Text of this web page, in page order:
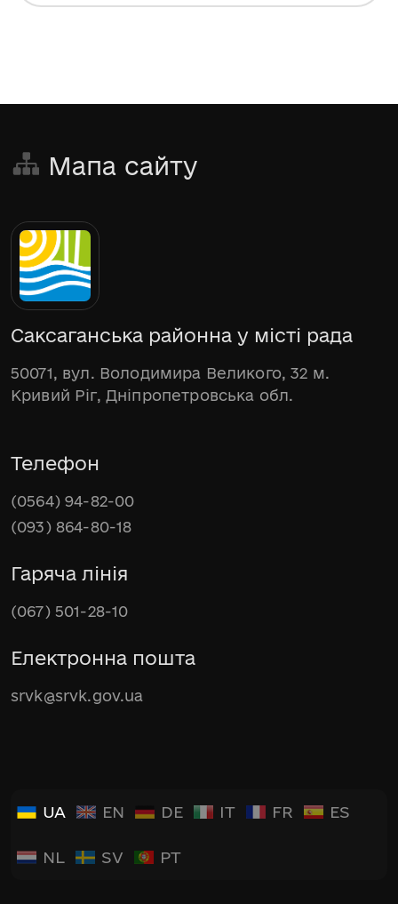
Мапа сайту
Саксаганська районна у місті рада
50071, вул. Володимира Великого, 32 м.
Кривий Ріг, Дніпропетровська обл.
Телефон
(0564) 94-82-00
(093) 864-80-18
Гаряча лінія
(067) 501-28-10
Електронна пошта
srvk@srvk.gov.ua
UA EN DE IT FR ES
NL SV PT